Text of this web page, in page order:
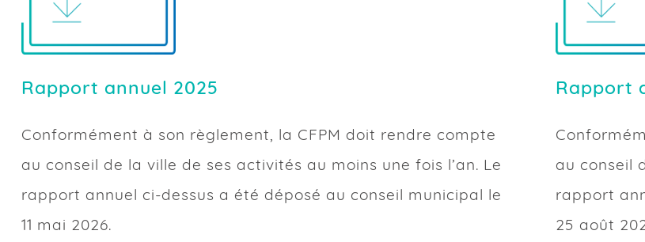
Rapport annuel 2025
Conformément à son règlement, la CFPM doit rendre compte
au conseil de la ville de ses activités au moins une fois l’an. Le
rapport annuel ci-dessus a été déposé au conseil municipal le
11 mai 2026.
Rapport
au conseil
rapport
25 août